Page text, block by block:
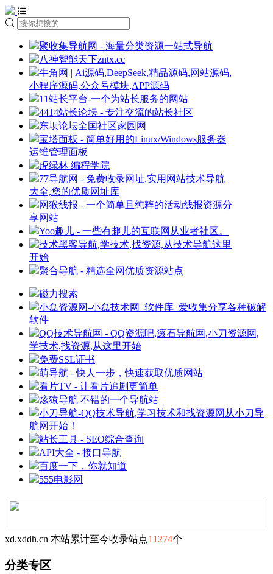
聚收集导航网 - 海量分类资源一站式导航
八神智能天下zntx.cc
牛角网 | Ai源码,DeepSeek,精品源码,网站源码,
小程序源码,公众号模块,APP源码
11站长平台-一个为站长服务的网站
4414站长论坛 - 专注交流的站长社区
东坝论坛全国社区家园网
宝塔面板 - 简单好用的Linux/Windows服务器
运维管理面板
虎绿林 编程学院
77导航网 - 免费收录网址,实用网站技术导航
大全,您的优质网址库
网猴线报 - 一个简单且纯粹的活动线报资源分
享网站
Yoo趣儿 - 一些有趣儿的互联网从业者社区。
技术黑客导航,学技术,找资源,从技术导航这里
开始
聚合导航 - 精选全网优质资源站点
磁力搜索
小磊资源网-小磊技术网_软件库_爱收集分享各种破解
软件
QQ技术导航网 - QQ资源吧,滚石导航网,小刀资源网,
学技术,找资源,从这里开始
免费SSL证书
萌导航 - 快人一步，快速获取优质网站
看片TV - 让看片追剧更简单
炫猿导航 不错的一个导航站
小刀导航-QQ技术导航,学习技术和找资源网从小刀导
航网开始！
站长工具 - SEO综合查询
API大全 - 接口导航
百度一下，你就知道
555电影网
xd.xddh.cn 本站累计至今收录站点11274个
分类专区